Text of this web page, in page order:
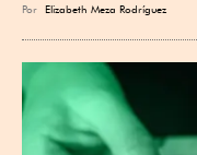
Por Elizabeth Meza Rodríguez